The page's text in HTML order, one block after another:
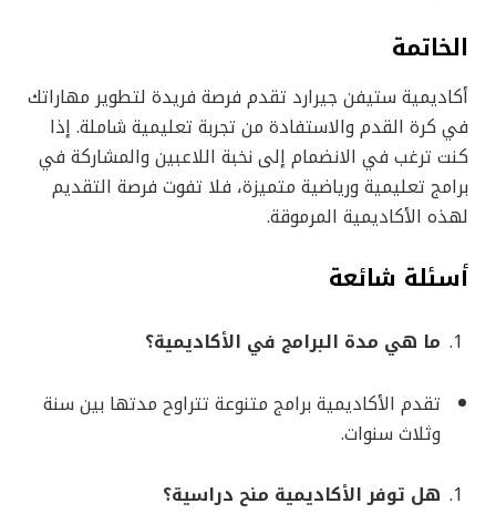
الخاتمة
أكاديمية ستيفن جيرارد تقدم فرصة فريدة لتطوير مهاراتك
في كرة القدم والاستفادة من تجربة تعليمية شاملة. إذا
كنت ترغب في الانضمام إلى نخبة اللاعبين والمشاركة في
برامج تعليمية ورياضية متميزة، فلا تفوت فرصة التقديم
لهذه الأكاديمية المرموقة.
أسئلة شائعة
ما هي مدة البرامج في الأكاديمية؟
تقدم الأكاديمية برامج متنوعة تتراوح مدتها بين سنة
وثلاث سنوات.
هل توفر الأكاديمية منح دراسية؟